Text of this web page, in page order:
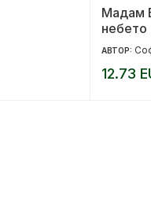
Мадам
небето
АВТОР:
12.73